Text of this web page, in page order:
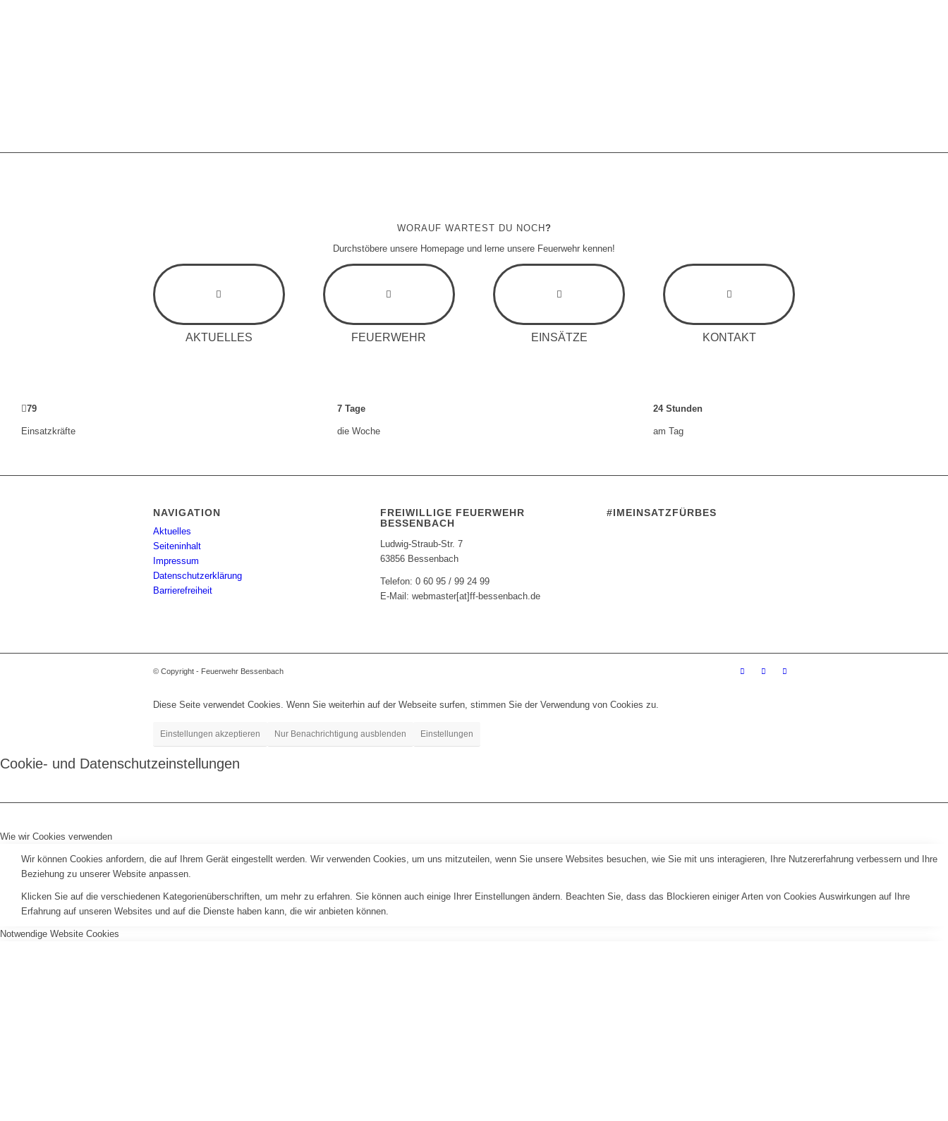
WORAUF WARTEST DU NOCH?
Durchstöbere unsere Homepage und lerne unsere Feuerwehr kennen!
AKTUELLES FEUERWEHR EINSÄTZE KONTAKT
79
Einsatzkräfte
7 Tage
die Woche
24Stunden
am Tag
NAVIGATION
Aktuelles
Seiteninhalt
Impressum
Datenschutzerklärung
Barrierefreiheit
FREIWILLIGE FEUERWEHR
BESSENBACH
Ludwig-Straub-Str. 7
63856 Bessenbach
Telefon: 0 60 95 / 99 24 99
E-Mail: webmaster[at]ff-bessenbach.de
#IMEINSATZFÜRBES
© Copyright - Feuerwehr Bessenbach
Diese Seite verwendet Cookies. Wenn Sie weiterhin auf der Webseite surfen, stimmen Sie der Verwendung von Cookies zu.
Einstellungen akzeptieren Nur Benachrichtigung ausblenden Einstellungen
Cookie- und Datenschutzeinstellungen
Wie wir Cookies verwenden
Wir können Cookies anfordern, die auf Ihrem Gerät eingestellt werden. Wir verwenden Cookies, um uns mitzuteilen, wenn Sie unsere Websites besuchen, wie Sie mit uns interagieren, Ihre Nutzererfahrung verbessern und Ihre
Beziehung zu unserer Website anpassen.
Klicken Sie auf die verschiedenen Kategorienüberschriften, um mehr zu erfahren. Sie können auch einige Ihrer Einstellungen ändern. Beachten Sie, dass das Blockieren einiger Arten von Cookies Auswirkungen auf Ihre
Erfahrung auf unseren Websites und auf die Dienste haben kann, die wir anbieten können.
Notwendige Website Cookies